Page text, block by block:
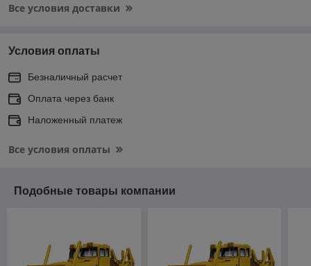
Все условия доставки
Условия оплаты
Безналичный расчет
Оплата через банк
Наложенный платеж
Все условия оплаты
Подобные товары компании